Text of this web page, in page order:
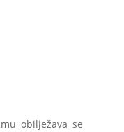
obilježava se